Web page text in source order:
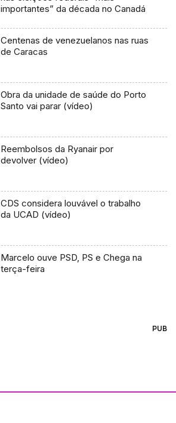
importantes” da década no Canadá
Centenas de venezuelanos nas ruas
de Caracas
Obra da unidade de saúde do Porto
Santo vai parar (vídeo)
Reembolsos da Ryanair por
devolver (vídeo)
CDS considera louvável o trabalho
da UCAD (vídeo)
Marcelo ouve PSD, PS e Chega na
terça-feira
PUB